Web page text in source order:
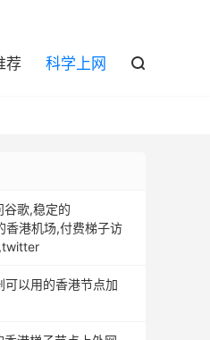
荐 科学上网 
谷歌,稳定的
港机场,付费梯子访
以用的香港节点加